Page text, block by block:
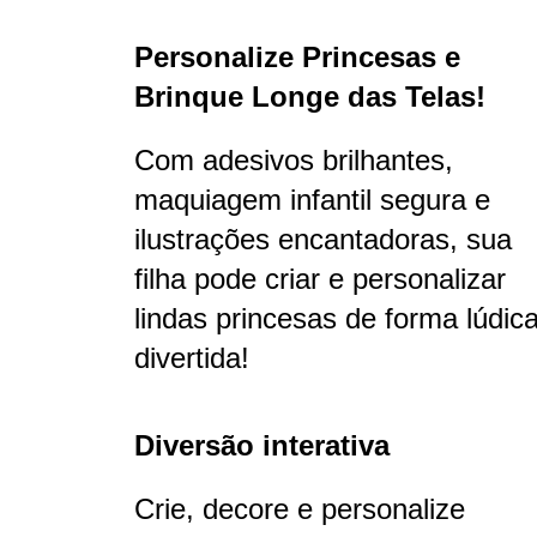
Personalize Princesas e
Brinque Longe das Telas!
Com adesivos brilhantes,
maquiagem infantil segura e
ilustrações encantadoras, sua
filha pode criar e personalizar
lindas princesas de forma
divertida!
Diversão interativa
Crie, decore e personalize